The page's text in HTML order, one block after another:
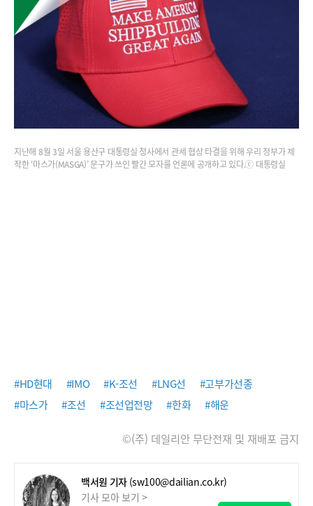
지난해 8월 3일 서울 용산구 대통령실 청사에서 관세 협상 타결을 위해 우리 정부가 제
작한 ‘마스가(MASGA)’ 문구가 쓰인 빨간 모자를 언론에 공개하고 있다.ⓒ 대통령실
#HD현대 #IMO #K-조선 #LNG선
#고부가선종
#마스가
#조선 #조선업전망 #한화 #해운
©(주) 데일리안 무단전재 및 재배포 금지
백서원 기자 (sw100@dailian.co.kr)
기사 모아 보기 >